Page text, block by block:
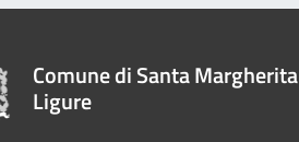
Comune di Santa Margherita
Ligure